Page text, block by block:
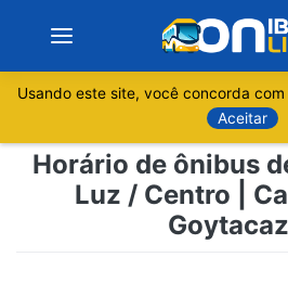
Sobre
Minas Gerais
Usando este site, você concorda com
Aceitar
Horário de ônibus
Luz / Centro |